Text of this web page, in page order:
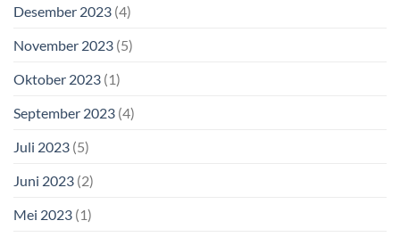
Desember 2023 (4)
November 2023 (5)
Oktober 2023 (1)
September 2023 (4)
Juli 2023 (5)
Juni 2023 (2)
Mei 2023 (1)